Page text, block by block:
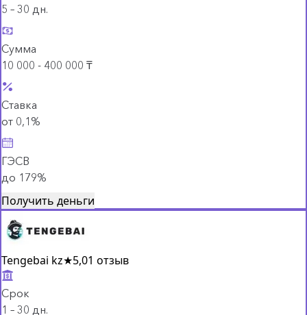
5 – 30 дн.
Сумма
10 000 - 400 000 ₸
Ставка
от 0,1%
ГЭСВ
до 179%
Получить деньги
Tengebai kz★5,01 отзыв
Срок
1 – 30 дн.